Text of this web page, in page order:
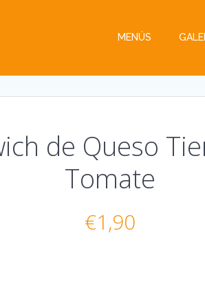
MENÚS
de Queso
Tomate
€1,90